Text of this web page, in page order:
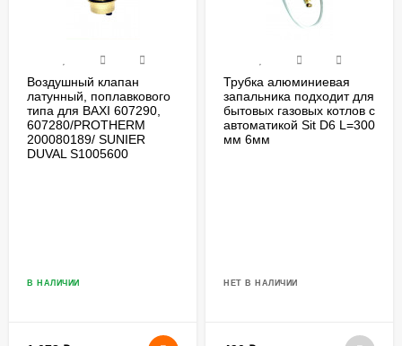
Воздушный клапан
латунный, поплавкового
типа для BAXI 607290,
607280/PROTHERM
200080189/ SUNIER
DUVAL S1005600
В НАЛИЧИИ
Трубка алюминиевая
запальника подходит для
бытовых газовых котлов с
автоматикой Sit D6 L=300
мм 6мм
НЕТ В НАЛИЧИИ